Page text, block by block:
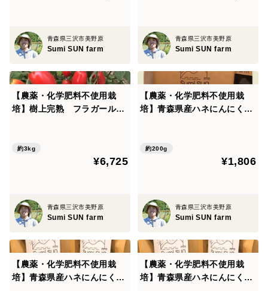
青森県三沢市美野原
Sumi SUN farm
青森県三沢市美野原
Sumi SUN farm
【農薬・化学肥料不使用栽
培】樹上完熟 フラガールト
約3kg
¥6,725
青森県三沢市美野原
Sumi SUN farm
【農薬・化学肥料不使用栽
培】青森県産ハネにんにく使
(ポスト投函便）
約200g
¥1,806
青森県三沢市美野原
Sumi SUN farm
【農薬・化学肥料不使用栽
培】青森県産ハネにんにく使
【農薬・化学肥料不使用栽
培】青森県産ハネにんにく使